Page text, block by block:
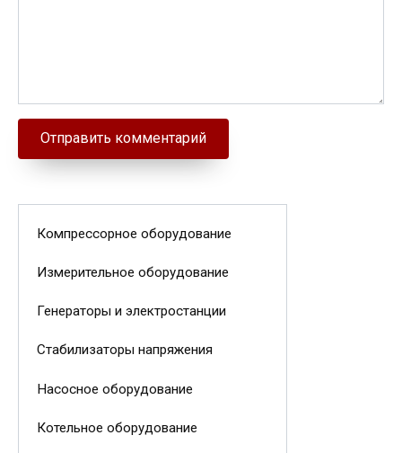
Компрессорное оборудование
Измерительное оборудование
Генераторы и электростанции
Стабилизаторы напряжения
Насосное оборудование
Котельное оборудование